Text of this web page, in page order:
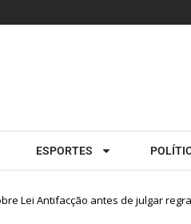
ESPORTES
Lei Antifacção antes de julgar